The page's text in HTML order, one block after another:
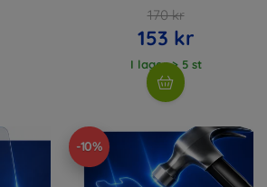
170 kr
153 kr
I lager > 5 st
-10%